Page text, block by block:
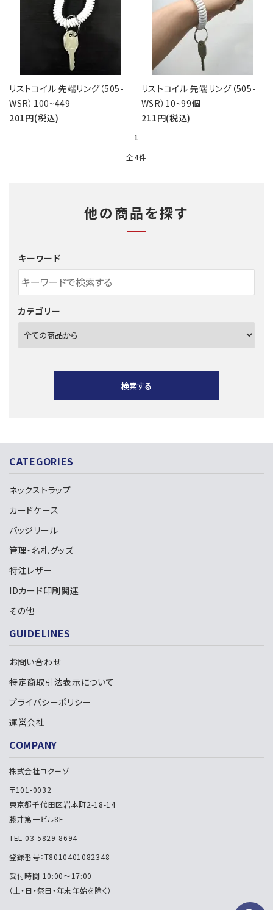
プライバシーポリシー
特定商取引法について
リストコイル 先端リング（505-
WSR）100~449
201円(税込)
リストコイル 先端リング（505-
WSR）10~99個
211円(税込)
1
全4件
他の商品を探す
キーワード
カテゴリー
検索する
キーワード
カテゴリー
CATEGORIES
ネックストラップ
カードケース
バッジリール
管理・名札グッズ
特注レザー
IDカード印刷関連
その他
GUIDELINES
お問い合わせ
特定商取引法表示について
プライバシーポリシー
運営会社
COMPANY
株式会社コクーゾ
〒101-0032
東京都千代田区岩本町2-18-14
藤井第一ビル8F
TEL 03-5829-8694
登録番号：T8010401082348
受付時間 10:00～17:00
（土・日・祭日・年末年始を除く）